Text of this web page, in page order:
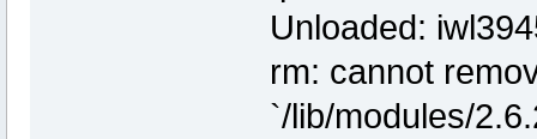
Unloaded:
rm: cannot
`/lib/modules/